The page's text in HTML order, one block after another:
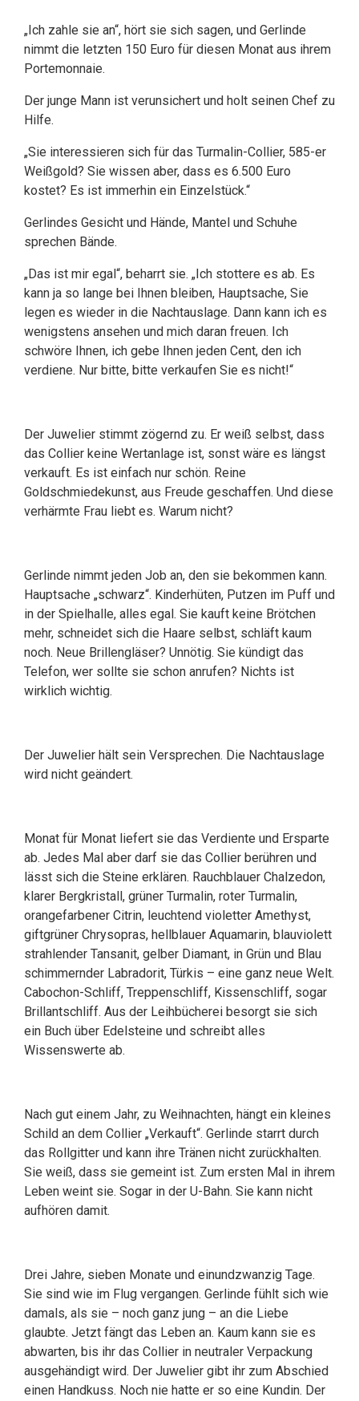
„Ich zahle sie an“, hört sie sich sagen, und Gerlinde
nimmt die letzten 150 Euro für diesen Monat aus ihrem
Portemonnaie.
Der junge Mann ist verunsichert und holt seinen Chef zu
Hilfe.
„Sie interessieren sich für das Turmalin-Collier, 585-er
Weißgold? Sie wissen aber, dass es 6.500 Euro
kostet? Es ist immerhin ein Einzelstück.“
Gerlindes Gesicht und Hände, Mantel und Schuhe
sprechen Bände.
„Das ist mir egal“, beharrt sie. „Ich stottere es ab. Es
kann ja so lange bei Ihnen bleiben, Hauptsache, Sie
legen es wieder in die Nachtauslage. Dann kann ich es
wenigstens ansehen und mich daran freuen. Ich
schwöre Ihnen, ich gebe Ihnen jeden Cent, den ich
verdiene. Nur bitte, bitte verkaufen Sie es nicht!“
Der Juwelier stimmt zögernd zu. Er weiß selbst, dass
das Collier keine Wertanlage ist, sonst wäre es längst
verkauft. Es ist einfach nur schön. Reine
Goldschmiedekunst, aus Freude geschaffen. Und diese
verhärmte Frau liebt es. Warum nicht?
Gerlinde nimmt jeden Job an, den sie bekommen kann.
Hauptsache „schwarz“. Kinderhüten, Putzen im Puff und
in der Spielhalle, alles egal. Sie kauft keine Brötchen
mehr, schneidet sich die Haare selbst, schläft kaum
noch. Neue Brillengläser? Unnötig. Sie kündigt das
Telefon, wer sollte sie schon anrufen? Nichts ist
wirklich wichtig.
Der Juwelier hält sein Versprechen. Die Nachtauslage
wird nicht geändert.
Monat für Monat liefert sie das Verdiente und Ersparte
ab. Jedes Mal aber darf sie das Collier berühren und
lässt sich die Steine erklären. Rauchblauer Chalzedon,
klarer Bergkristall, grüner Turmalin, roter Turmalin,
orangefarbener Citrin, leuchtend violetter Amethyst,
giftgrüner Chrysopras, hellblauer Aquamarin, blauviolett
strahlender Tansanit, gelber Diamant, in Grün und Blau
schimmernder Labradorit, Türkis – eine ganz neue Welt.
Cabochon-Schliff, Treppenschliff, Kissenschliff, sogar
Brillantschliff. Aus der Leihbücherei besorgt sie sich
ein Buch über Edelsteine und schreibt alles
Wissenswerte ab.
Nach gut einem Jahr, zu Weihnachten, hängt ein kleines
Schild an dem Collier „Verkauft“. Gerlinde starrt durch
das Rollgitter und kann ihre Tränen nicht zurückhalten.
Sie weiß, dass sie gemeint ist. Zum ersten Mal in ihrem
Leben weint sie. Sogar in der U-Bahn. Sie kann nicht
aufhören damit.
Drei Jahre, sieben Monate und einundzwanzig Tage.
Sie sind wie im Flug vergangen. Gerlinde fühlt sich wie
damals, als sie – noch ganz jung – an die Liebe
glaubte. Jetzt fängt das Leben an. Kaum kann sie es
abwarten, bis ihr das Collier in neutraler Verpackung
ausgehändigt wird. Der Juwelier gibt ihr zum Abschied
einen Handkuss. Noch nie hatte er so eine Kundin. Der